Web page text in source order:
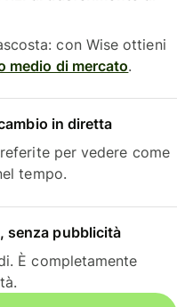
con Wise ottieni
medio di mercato.
in diretta
per vedere come
tempo.
senza pubblicità
È completamente